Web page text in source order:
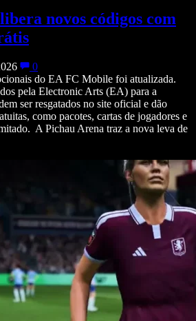
novos códigos com
0
do EA FC Mobile foi atualizada.
pela Electronic Arts (EA) para a
ser resgatados no site oficial e dão
como pacotes, cartas de jogadores e
A Pichau Arena traz a nova leva de